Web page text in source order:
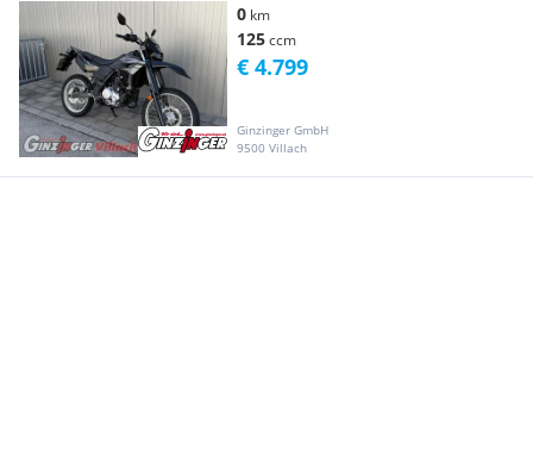
0 km
125ccm
Ginzinger GmbH
9500 Villach
€ 4.799